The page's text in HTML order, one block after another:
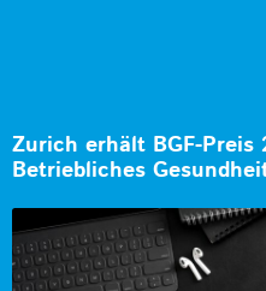
Zurich erhält BGF-Preis
Betriebliches